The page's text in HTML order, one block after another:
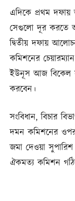
এদিকে প্রথম
সেগুলো দূর করতে
দ্বিতীয় দফায়
কমিশনের
ইউনূস আজ বিকেল
করবেন।
সংবিধান, বিচার
দমন কমিশনের ওপর
জমা দেওয়া
ঐকমত্য কমিশন